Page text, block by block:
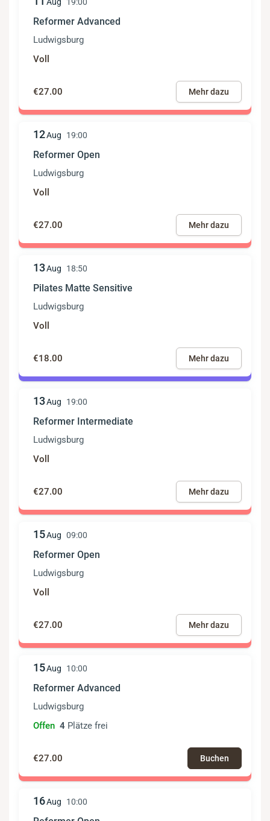
Reformer Advanced
Ludwigsburg
Voll
€27.00 Mehr dazu
12Aug 19:00
Reformer Open
Ludwigsburg
Voll
€27.00 Mehr dazu
13Aug 18:50
Pilates Matte Sensitive
Ludwigsburg
Voll
€18.00 Mehr dazu
13Aug 19:00
Reformer Intermediate
Ludwigsburg
Voll
€27.00 Mehr dazu
15Aug 09:00
Reformer Open
Ludwigsburg
Voll
€27.00 Mehr dazu
15Aug 10:00
Reformer Advanced
Ludwigsburg
Offen 4 Plätze frei
€27.00 Buchen
16Aug 10:00